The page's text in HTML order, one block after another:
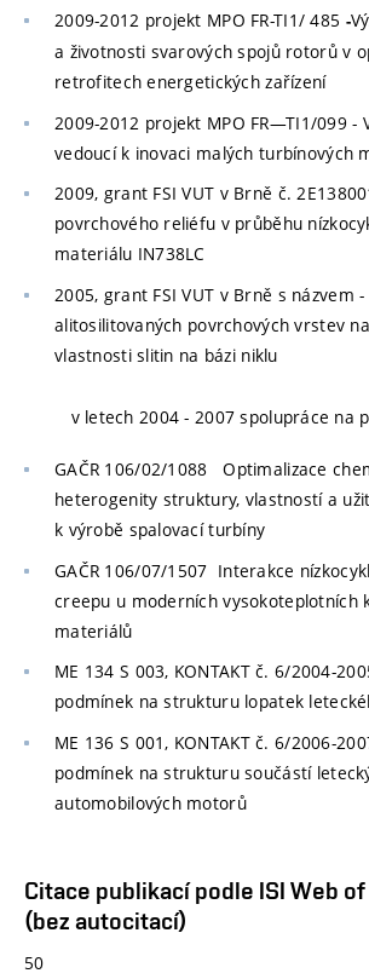
2009-2012 projekt MPO FR-TI1/ 485 -
a životnosti svarových spojů rotorů v
retrofitech energetických zařízení
2009-2012 projekt MPO FR—TI1/099 -
vedoucí k inovaci malých turbínových
2009, grant FSI VUT v Brně č.
povrchového reliéfu v průběhu
materiálu IN738LC
2005, grant FSI VUT v Brně s názvem -
alitosilitovaných povrchových vrstev
vlastnosti slitin na bázi niklu
v letech 2004 - 2007 spolupráce na
GAČR 106/02/1088 Optimalizace
heterogenity struktury, vlastností a
k výrobě spalovací turbíny
GAČR 106/07/1507 Interakce
creepu u moderních vysokoteplotních
materiálů
ME 134 S 003, KONTAKT č. 6/2004-
podmínek na strukturu lopatek
ME 136 S 001, KONTAKT č. 6/2006-
podmínek na strukturu součástí
automobilových motorů
Citace publikací podle ISI Web
(bez autocitací)
50